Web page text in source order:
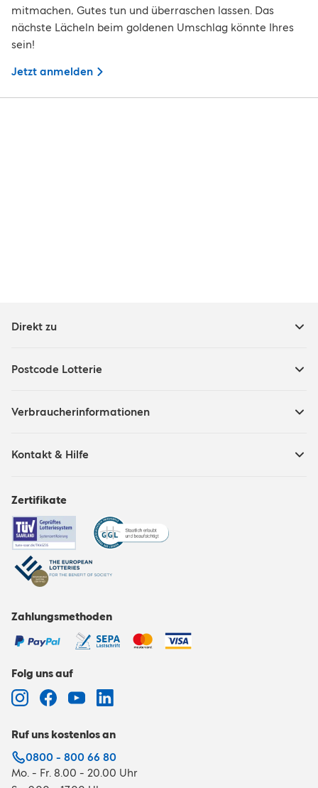
mitmachen, Gutes tun und überraschen lassen. Das
nächste Lächeln beim goldenen Umschlag könnte Ihres
sein!
Jetzt anmelden
Direkt zu
Postcode Lotterie
Verbraucherinformationen
Kontakt & Hilfe
Zertifikate
Zahlungsmethoden
Folg uns auf
Ruf uns kostenlos an
0800 - 800 66 80
Mo. - Fr. 8.00 - 20.00 Uhr